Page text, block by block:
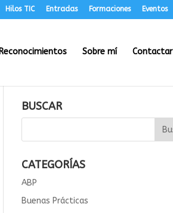
Hilos TIC Entradas Formaciones Eventos
Reconocimientos Sobre mí Contactar
BUSCAR
CATEGORÍAS
ABP
Buenas Prácticas